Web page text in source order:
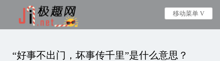
“好事不出门，坏事传千里”是什么意思？
移动菜单 V